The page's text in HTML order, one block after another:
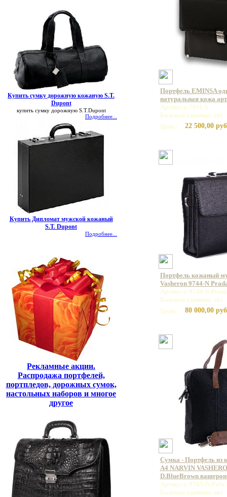
Купить сумку дорожную кожаную S.T.
Dupont
купить сумку дорожную S.T.Dupont
Подробнее...
Купить Дипломат мужской кожаный
S.T. Dupont
Подробнее...
Рекламные акции.
Распродажа портфелей,
портпледов, дорожных сумок,
настольных наборов и многое
другое
Портфель EMINSA
натуральная кожа
Артикул: 7011-1
Базовая единица: шт
Цена:
22 500,00
Портфель кожаный
Vasheron 9744-N
Артикул: 9744 N
Базовая единица: шт
Цена:
80 000,00
Сумка - Портфель из
А4 NARVIN
D.BlueBrown
Артикул: 9765-N.Polo
Базовая единица: шт